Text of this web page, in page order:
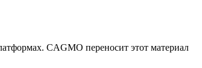
CAGMO переносит этот материал